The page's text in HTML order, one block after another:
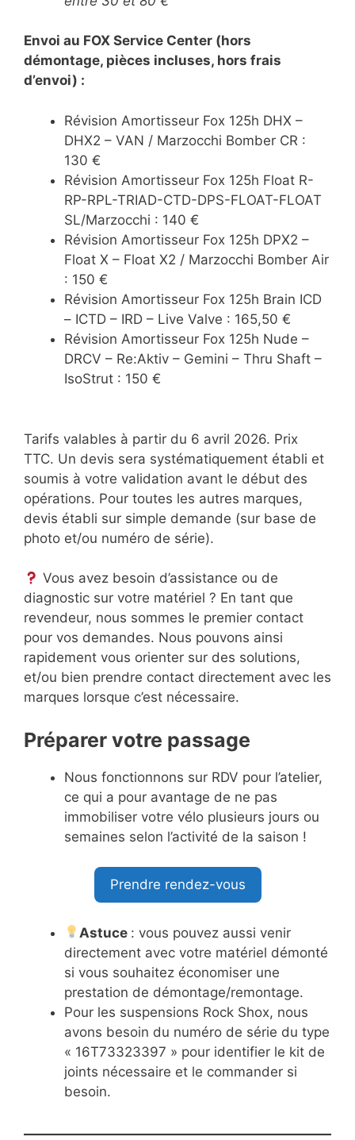
Envoi au FOX Service Center (hors
démontage, pièces incluses, hors frais
d’envoi) :
Révision Amortisseur Fox 125h DHX –
DHX2 – VAN / Marzocchi Bomber CR :
130 €
Révision Amortisseur Fox 125h Float R-
RP-RPL-TRIAD-CTD-DPS-FLOAT-FLOAT
SL/Marzocchi : 140 €
Révision Amortisseur Fox 125h DPX2 –
Float X – Float X2 / Marzocchi Bomber Air
: 150 €
Révision Amortisseur Fox 125h Brain ICD
– ICTD – IRD – Live Valve : 165,50 €
Révision Amortisseur Fox 125h Nude –
DRCV – Re:Aktiv – Gemini – Thru Shaft –
IsoStrut : 150 €
Tarifs valables à partir du 6 avril 2026. Prix
TTC. Un devis sera systématiquement établi et
soumis à votre validation avant le début des
opérations. Pour toutes les autres marques,
devis établi sur simple demande (sur base de
photo et/ou numéro de série).
Vous avez besoin d’assistance ou de
diagnostic sur votre matériel ? En tant que
revendeur, nous sommes le premier contact
pour vos demandes. Nous pouvons ainsi
rapidement vous orienter sur des solutions,
et/ou bien prendre contact directement avec les
marques lorsque c’est nécessaire.
Préparer votre passage
Nous fonctionnons sur RDV pour l’atelier,
ce qui a pour avantage de ne pas
immobiliser votre vélo plusieurs jours ou
semaines selon l’activité de la saison !
Prendre rendez-vous
Astuce : vous pouvez aussi venir
directement avec votre matériel démonté
si vous souhaitez économiser une
prestation de démontage/remontage.
Pour les suspensions Rock Shox, nous
avons besoin du numéro de série du type
« 16T73323397 » pour identifier le kit de
joints nécessaire et le commander si
besoin.